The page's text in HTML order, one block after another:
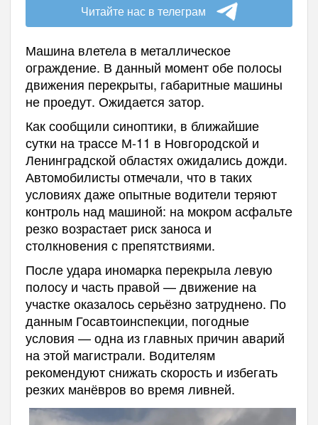
Читайте нас в телеграм
Машина влетела в металлическое
ограждение. В данный момент обе полосы
движения перекрыты, габаритные машины
не проедут. Ожидается затор.
Как сообщили синоптики, в ближайшие
сутки на трассе М-11 в Новгородской и
Ленинградской областях ожидались дожди.
Автомобилисты отмечали, что в таких
условиях даже опытные водители теряют
контроль над машиной: на мокром асфальте
резко возрастает риск заноса и
столкновения с препятствиями.
После удара иномарка перекрыла левую
полосу и часть правой — движение на
участке оказалось серьёзно затруднено. По
данным Госавтоинспекции, погодные
условия — одна из главных причин аварий
на этой магистрали. Водителям
рекомендуют снижать скорость и избегать
резких манёвров во время ливней.